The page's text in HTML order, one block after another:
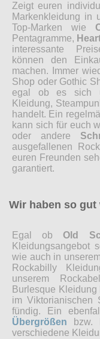
Zeigt euren
Markenkleidung in
Top-Marken wie
Pentagramme,
interessante
können den
machen. Immer
Shop oder Gothic
egal ob es sich
Kleidung,
handelt. Ein
kann sich für euch
oder andere
ausgefallenen
euren Freunden
garantiert.
Wir haben so gut
Egal ob Old
Kleidungsangebot
wie auch in
Rockabilly
unserem
Burlesque
im
fündig. Ein
Übergrößen bzw.
verschiedene